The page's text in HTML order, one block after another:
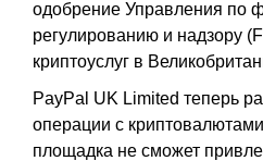
одобрение Управления по
регулированию и надзору
криптоуслуг в
PayPal UK Limited теперь
операции с
площадка не сможет